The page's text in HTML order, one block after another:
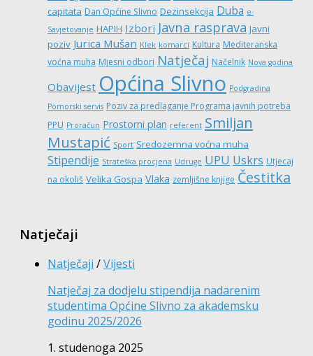
capitata Dan Općine Slivno Dezinsekcija Duba e-
Savjetovanje HAPIH Izbori Javna rasprava Javni
poziv Jurica Mušan Klek komarci Kultura Mediteranska
voćna muha Mjesni odbori Natječaj Načelnik Nova godina
Obavijest Općina Slivno Podgradina
Pomorski servis Poziv za predlaganje Programa javnih potreba
PPU Proračun Prostorni plan referent Smiljan
Mustapić Sport Sredozemna voćna muha
Stipendije Strateška procjena Udruge UPU Uskrs Utjecaj
na okoliš Velika Gospa Vlaka zemljišne knjige Čestitka
Natječaji
Natječaji /Vijesti
Natječaj za dodjelu stipendija nadarenim
studentima Općine Slivno za akademsku
godinu 2025/2026
1. studenoga 2025